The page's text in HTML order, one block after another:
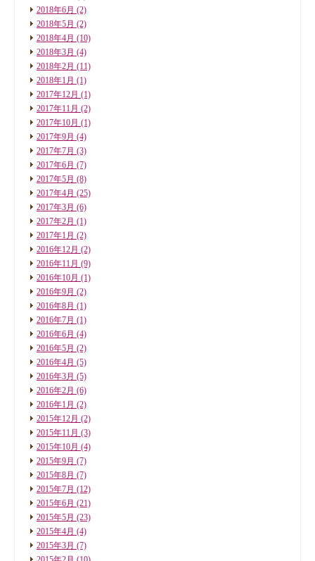
2018年6月 (2)
2018年5月 (2)
2018年4月 (10)
2018年3月 (4)
2018年2月 (11)
2018年1月 (1)
2017年12月 (1)
2017年11月 (2)
2017年10月 (1)
2017年9月 (4)
2017年7月 (3)
2017年6月 (7)
2017年5月 (8)
2017年4月 (25)
2017年3月 (6)
2017年2月 (1)
2017年1月 (2)
2016年12月 (2)
2016年11月 (9)
2016年10月 (1)
2016年9月 (2)
2016年8月 (1)
2016年7月 (1)
2016年6月 (4)
2016年5月 (2)
2016年4月 (5)
2016年3月 (5)
2016年2月 (6)
2016年1月 (2)
2015年12月 (2)
2015年11月 (3)
2015年10月 (4)
2015年9月 (7)
2015年8月 (7)
2015年7月 (12)
2015年6月 (21)
2015年5月 (23)
2015年4月 (4)
2015年3月 (7)